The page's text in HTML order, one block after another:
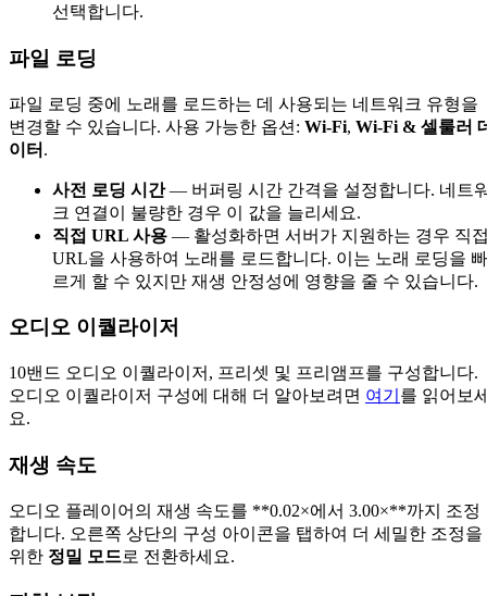
선택합니다.
파일 로딩
파일 로딩 중에 노래를 로드하는 데 사용되는 네트워크 유형을
변경할 수 있습니다. 사용 가능한 옵션: Wi-Fi, Wi-Fi & 셀룰러
이터 .
사전 로딩 시간— 버퍼링 시간 간격을 설정합니다. 네트
크 연결이 불량한 경우 이 값을 늘리세요.
직접 URL 사용 — 활성화하면 서버가 지원하는 경우 직
URL을 사용하여 노래를 로드합니다. 이는 노래 로딩을 빠
르게 할 수 있지만 재생 안정성에 영향을 줄 수 있습니다.
오디오 이퀄라이저
10밴드 오디오 이퀄라이저, 프리셋 및 프리앰프를 구성합니다.
오디오 이퀄라이저 구성에 대해 더 알아보려면 여기 를 읽어보
요.
재생 속도
오디오 플레이어의 재생 속도를 **0.02×에서 3.00×**까지 조정
합니다. 오른쪽 상단의 구성 아이콘을 탭하여 더 세밀한 조정을
위한 정밀 모드로 전환하세요.